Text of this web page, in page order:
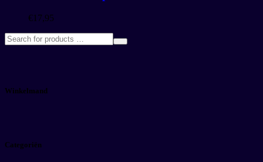
€17,95
Winkelmand
Categoriën